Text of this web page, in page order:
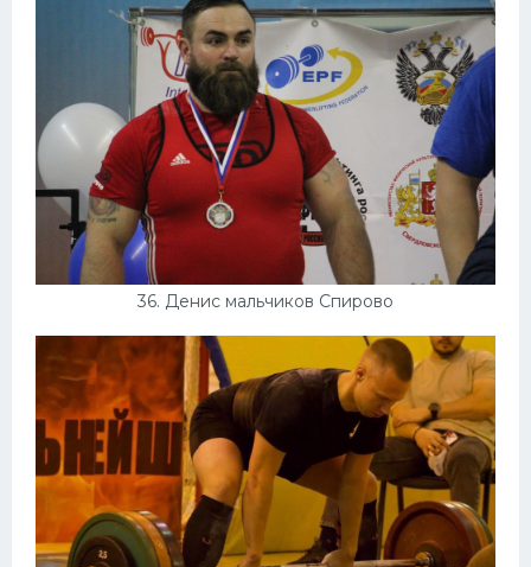
36. Денис мальчиков Спирово